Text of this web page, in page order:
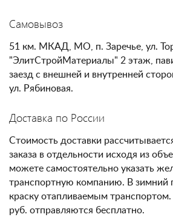
Самовывоз
51 км. МКАД, МО, п. Заречье, ул.
"ЭлитСтройМатериалы" 2 этаж,
заезд с внешней и внутренней
ул. Рябиновая.
Доставка по России
Стоимость доставки
заказа в отдельности исходя из
можете самостоятельно указать
транспортную компанию. В зимний
краску отапливаемым
руб. отправляются бесплатно.